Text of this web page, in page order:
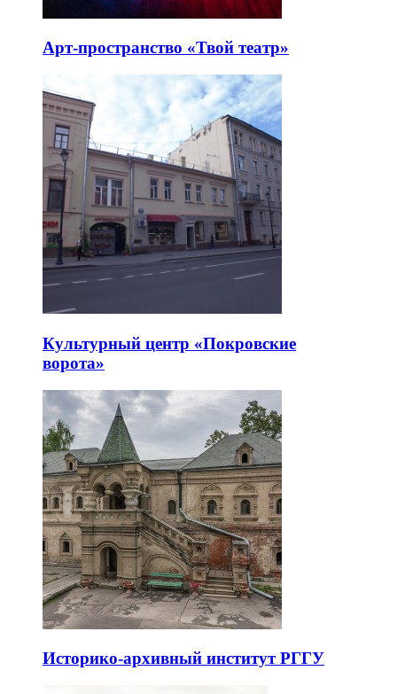
Арт-пространство «Твой театр»
Культурный центр «Покровские
ворота»
Историко-архивный институт РГГУ